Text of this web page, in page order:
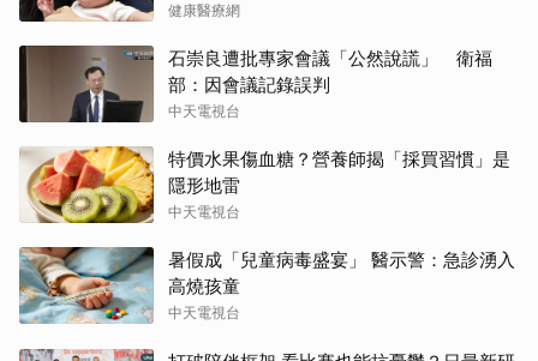
健康醫療網
石崇良遭批專家會議「公然說謊」 衛福
部：因會議記錄誤判
中天電視台
特價水果傷血糖？營養師揭「採買習慣」是
隱形地雷
中天電視台
暑假成「兒童病毒盛宴」 醫示警：急診湧入
高燒孩童
中天電視台